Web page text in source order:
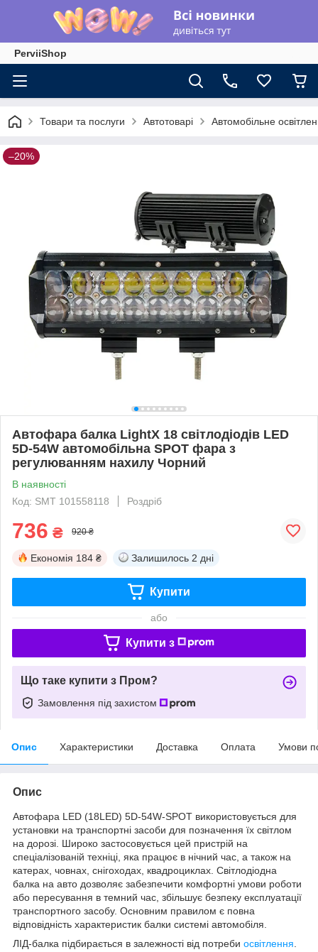
PerviiShop
Товари та послуги Автотоварі Автомобільне
–20%
Автофара балка LightX 18 світлодіодів LED
5D-54W автомобільна SPOT фара з
регулюванням нахилу Чорний
В наявності
Код: SMT 101558118
Роздріб
736 ₴ 920 ₴
Економія 184 ₴ Залишилось 2 дні
Купити
або
Купити з
Що таке купити з Пром?
Замовлення під захистом
Опис Характеристики Доставка Оплата Умови
Опис
Автофара LED (18LED) 5D-54W-SPOT використовується для
установки на транспортні засоби для позначення їх світлом
на дорозі. Широко застосовується цей пристрій на
спеціалізованій техніці, яка працює в нічний час, а також на
катерах, човнах, снігоходах, квадроциклах. Світлодіодна
балка на авто дозволяє забезпечити комфортні умови роботи
або пересування в темний час, збільшує безпеку експлуатації
транспортного засобу. Основним правилом є повна
відповідність характеристик балки системі автомобіля.
ЛІД-балка підбирається в залежності від потреби освітлення